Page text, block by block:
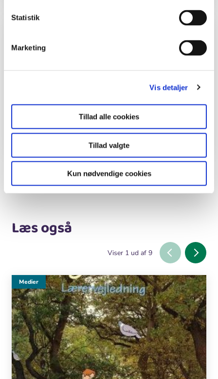
Statistik
Marketing
Vis detaljer
Tillad alle cookies
Tillad valgte
Kun nødvendige cookies
Undervisningsforløb
Del en ide
Læs også
Viser 1 ud af 9
Medier